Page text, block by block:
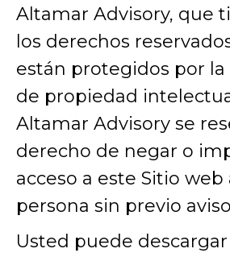
Altamar Advisory, que
los derechos
están protegidos por la
de propiedad
Altamar Advisory se
derecho de negar o
acceso a este Sitio
persona sin previo
Usted puede